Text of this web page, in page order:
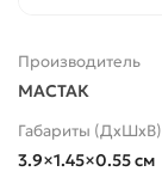
Производитель
МАСТАК
Габариты (ДхШхВ)
3.9×1.45×0.55 см